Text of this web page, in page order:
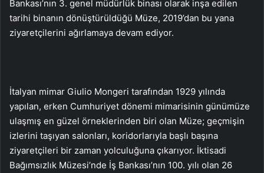
Bankası’nın 3. genel müdürlük binası olarak inşa edilen
tarihi binanın dönüştürüldüğü Müze, 2019’dan bu yana
ziyaretçilerini ağırlamaya devam ediyor.
İtalyan mimar Giulio Mongeri tarafından 1929 yılında
yapılan, erken Cumhuriyet dönemi mimarisinin günümüze
ulaşmış en güzel örneklerinden biri olan Müze; geçmişin
izlerini taşıyan salonları, koridorlarıyla başlı başına
ziyaretçileri bir zaman yolculuğuna çıkarıyor. İktisadi
Bağımsızlık Müzesi’nde İş Bankası’nın 100. yılı olan 26